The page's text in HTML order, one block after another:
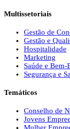
Multissetoriais
Gestão de
Gestão e
Hospitalidade
Marketing
Saúde e Bem-
Segurança e
Temáticos
Conselho de
Jovens
Mulher